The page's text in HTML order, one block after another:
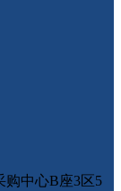
购中心B座3区5